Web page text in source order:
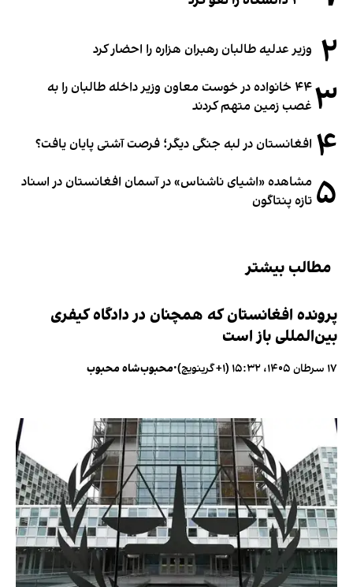
۲ وزیر عدلیه طالبان رهبران هزاره را احضار کرد
۳
۴۴ خانواده در خوست معاون وزیر داخله طالبان را به
غصب زمین متهم کردند
۴ افغانستان در لبه جنگی دیگر؛ فرصت آشتی پایان یافت؟
۵ مشاهده «اشیای ناشناس» در آسمان افغانستان در اسناد
تازه پنتاگون
مطالب بیشتر
پرونده افغانستان که همچنان در دادگاه کیفری
بین‌المللی باز است
۱۷ سرطان ۱۴۰۵، ۱۵:۳۲ (‎+۱ گرینویچ) •محبوب‌شاه محبوب